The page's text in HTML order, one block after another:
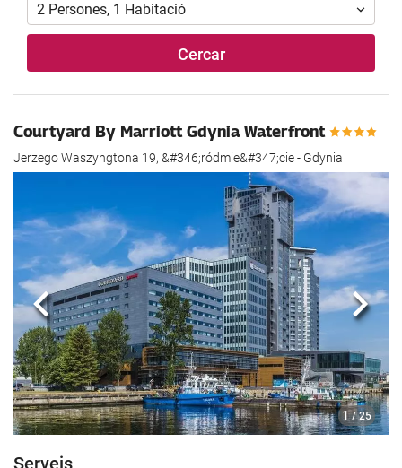
2 Persones, 1 Habitació
Cercar
Courtyard By Marriott Gdynia Waterfront
Jerzego Waszyngtona 19, &#346;ródmie&#347;cie - Gdynia
1 / 25
Anterior
Serveis